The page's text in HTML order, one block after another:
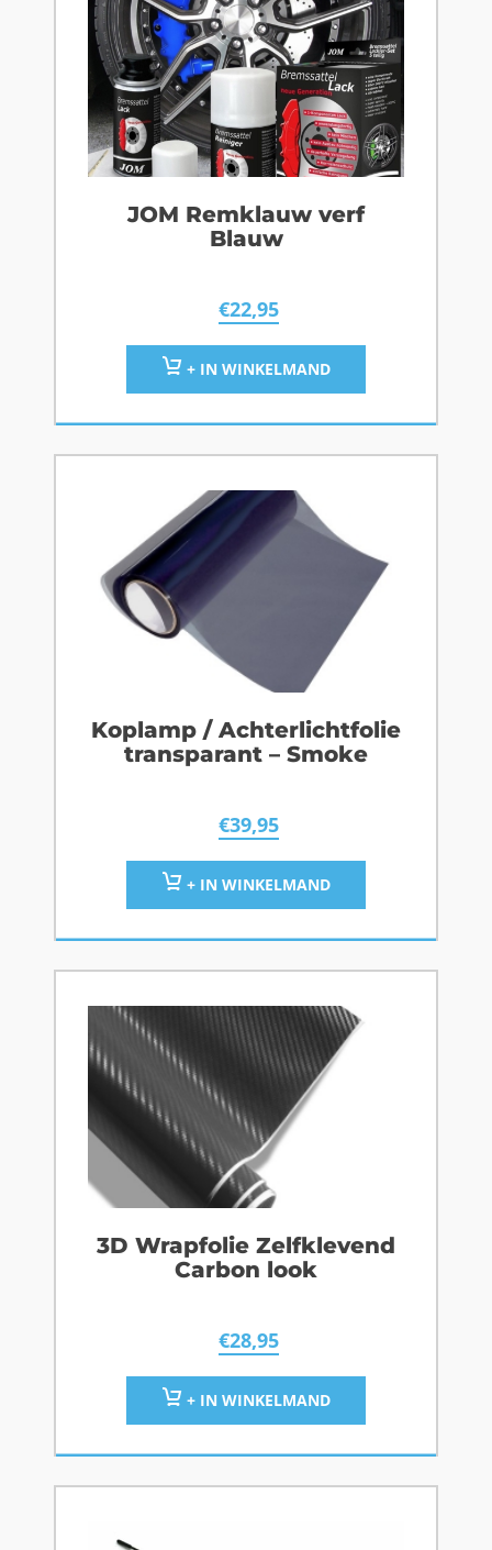
JOM Remklauw verf
Blauw
€22,95
+ IN WINKELMAND
Koplamp / Achterlichtfolie
transparant – Smoke
€39,95
+ IN WINKELMAND
3D Wrapfolie Zelfklevend
Carbon look
€28,95
+ IN WINKELMAND